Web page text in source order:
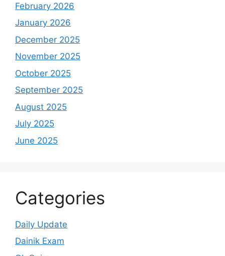
February 2026
January 2026
December 2025
November 2025
October 2025
September 2025
August 2025
July 2025
June 2025
Categories
Daily Update
Dainik Exam